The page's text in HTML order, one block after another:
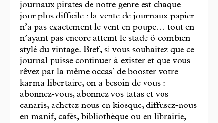
journaux pirates de notre genre est chaque
jour plus difficile : la vente de journaux papier
n’a pas exactement le vent en poupe… tout en
n’ayant pas encore atteint le stade ô combien
stylé du vintage. Bref, si vous souhaitez que ce
journal puisse continuer à exister et que vous
rêvez par la même occas’ de booster votre
karma libertaire, on a besoin de vous :
abonnez-vous, abonnez vos tatas et vos
canaris, achetez nous en kiosque, diffusez-nous
en manif, cafés, bibliothèque ou en librairie,